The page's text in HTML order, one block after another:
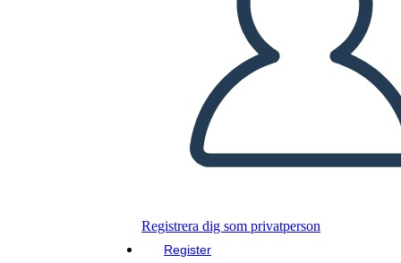
Registrera dig som privatperson
Register